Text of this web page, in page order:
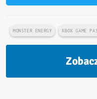
MONSTER ENERGY XBOX GAME